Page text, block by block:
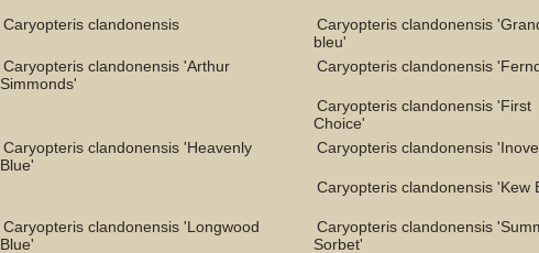
Caryopteris clandonensis
Caryopteris clandonensis
bleu'
Caryopteris clandonensis 'Arthur
Simmonds'
Caryopteris clandonensis
Caryopteris clandonensis 'First
Choice'
Caryopteris clandonensis 'Heavenly
Blue'
Caryopteris clandonensis
Caryopteris clandonensis 'Kew
Caryopteris clandonensis 'Longwood
Blue'
Caryopteris clandonensis
Sorbet'